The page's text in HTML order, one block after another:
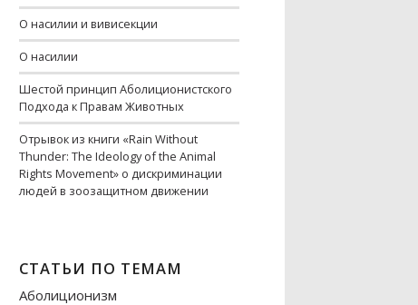
О насилии и вивисекции
О насилии
Шестой принцип Аболиционистского
Подхода к Правам Животных
Отрывок из книги «Rain Without
Thunder: The Ideology of the Animal
Rights Movement» о дискриминации
людей в зоозащитном движении
СТАТЬИ ПО ТЕМАМ
Аболиционизм